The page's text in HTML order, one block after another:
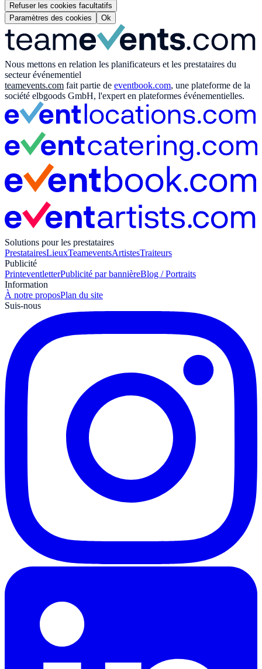
Refuser les cookies facultatifs
Paramètres des cookies
Ok
Nous mettons en relation les planificateurs et les prestataires du
secteur événementiel
teamevents.com fait partie de eventbook.com, une plateforme de la
société elbgoods GmbH, l'expert en plateformes événementielles.
Solutions pour les prestataires
PrestatairesLieuxTeameventsArtistesTraiteurs
Publicité
PrinteventletterPublicité par bannièreBlog / Portraits
Information
À notre proposPlan du site
Suis-nous